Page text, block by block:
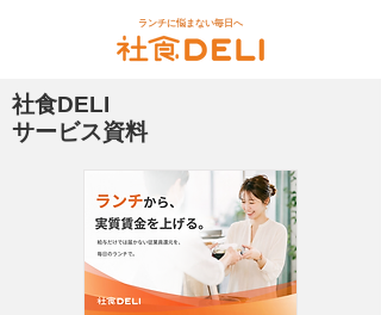
ランチに悩まない毎日へ
​社食DELI
サービス資料